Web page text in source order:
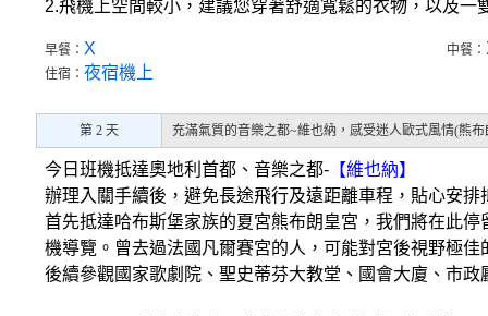
2.飛機上空間較小，建議您穿著舒適寬鬆的衣物，以及一
早餐： X 中餐：
住宿： 夜宿機上
第 2 天 充滿氣質的音樂之都~維也納，感受迷人歐式風情(熊
今日班機抵達奧地利首都、音樂之都- 【維也納】
辦理入關手續後，避免長途飛行及遠距離車程，貼心安
首先抵達哈布斯堡家族的夏宮熊布朗皇宮，我們將在此
機導覽。曾去過法國凡爾賽宮的人，可能對宮後視野極
後續參觀國家歌劇院、聖史蒂芬大教堂、國會大廈、市政